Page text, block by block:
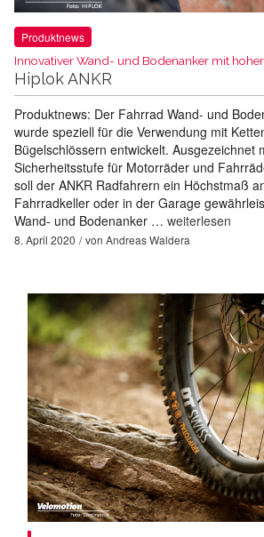
Produktnews
Innovativer Wand- und Bodenanker mit
Hiplok ANKR
Produktnews: Der Fahrrad Wand- und
wurde speziell für die Verwendung mit
Bügelschlössern entwickelt. Ausgezeichnet
Sicherheitsstufe für Motorräder und
soll der ANKR Radfahrern ein Höchstmaß
Fahrradkeller oder in der Garage
Wand- und Bodenanker … weiterlesen
8. April 2020 von Andreas Waldera